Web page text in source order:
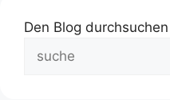
Den Blog durchsuchen